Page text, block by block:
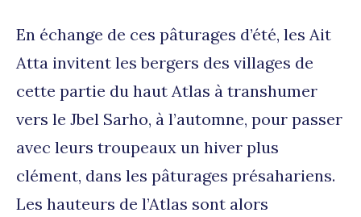
En échange de ces pâturages d’été, les Ait
Atta invitent les bergers des villages de
cette partie du haut Atlas à transhumer
vers le Jbel Sarho, à l’automne, pour passer
avec leurs troupeaux un hiver plus
clément, dans les pâturages présahariens.
Les hauteurs de l’Atlas sont alors